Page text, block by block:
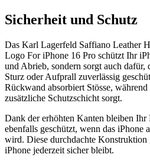
Sicherheit und Schutz
Das Karl Lagerfeld Saffiano Leather
Logo For iPhone 16 Pro schützt Ihr
und Abrieb, sondern sorgt auch dafür,
Sturz oder Aufprall zuverlässig
Rückwand absorbiert Stösse,
zusätzliche Schutzschicht sorgt.
Dank der erhöhten Kanten bleiben
ebenfalls geschützt, wenn das iPhone
wird. Diese durchdachte Konstruktion
iPhone jederzeit sicher bleibt.